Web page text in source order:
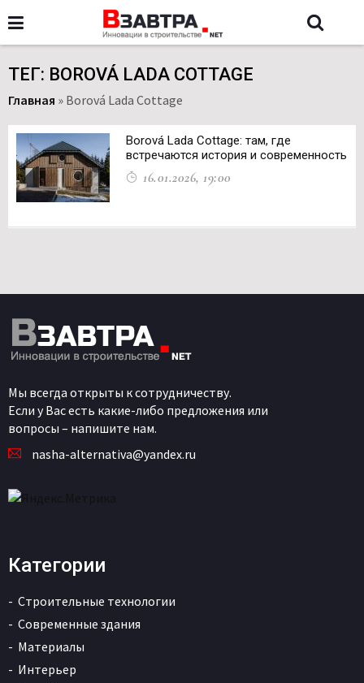
ТЕГ: BOROVÁ LADA COTTAGE
Главная » Borová Lada Cottage
Borová Lada Cottage: там, где
встречаются история и современность
16.01.2026, 19:00
Мы всегда открыты к сотрудничеству.
Если у Вас есть какие-либо предложения или
вопросы – напишите нам.
nasha-alternativa@yandex.ru
Категории
Строительные технологии
Современные здания
Материалы
Интерьер